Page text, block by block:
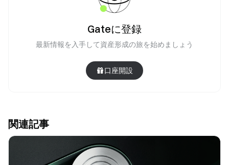
Gateに登録
最新情報を入手して資産形成の旅を始めましょう
口座開設
関連記事